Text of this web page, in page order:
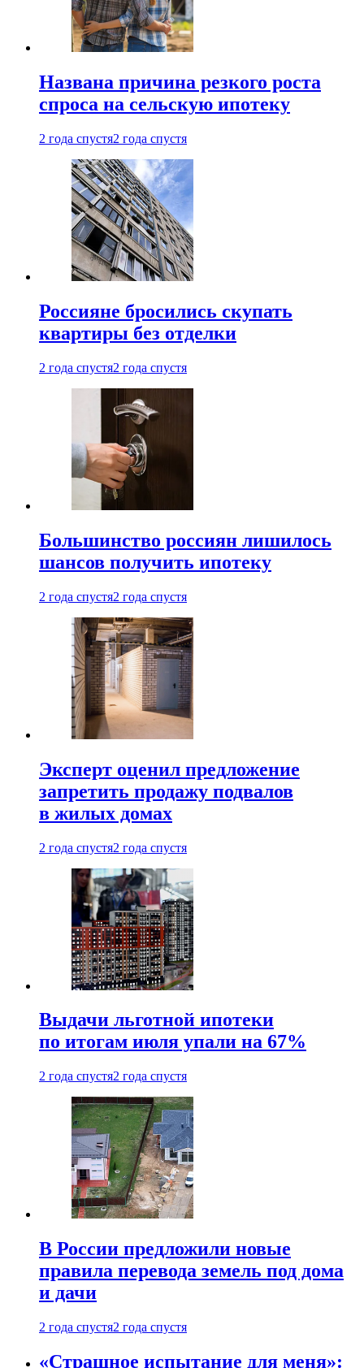
Названа причина резкого роста
спроса на сельскую ипотеку
2 года спустя2 года спустя
Россияне бросились скупать
квартиры без отделки
2 года спустя2 года спустя
Большинство россиян лишилось
шансов получить ипотеку
2 года спустя2 года спустя
Эксперт оценил предложение
запретить продажу подвалов
в жилых домах
2 года спустя2 года спустя
Выдачи льготной ипотеки
по итогам июля упали на 67%
2 года спустя2 года спустя
В России предложили новые
правила перевода земель под дома
и дачи
2 года спустя2 года спустя
«Страшное испытание для меня»: